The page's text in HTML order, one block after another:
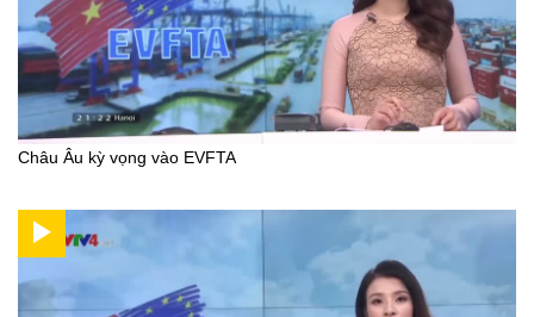
Châu Âu kỳ vọng vào EVFTA